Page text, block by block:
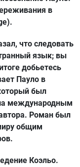
в
что следовать
язык; вы
добьетесь
Пауло в
был
международным
Роман был
общим
Коэльо.